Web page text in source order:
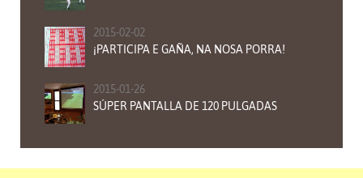
2015-02-02
¡PARTICIPA E GAÑA, NA NOSA PORRA!
2015-01-26
SÚPER PANTALLA DE 120 PULGADAS